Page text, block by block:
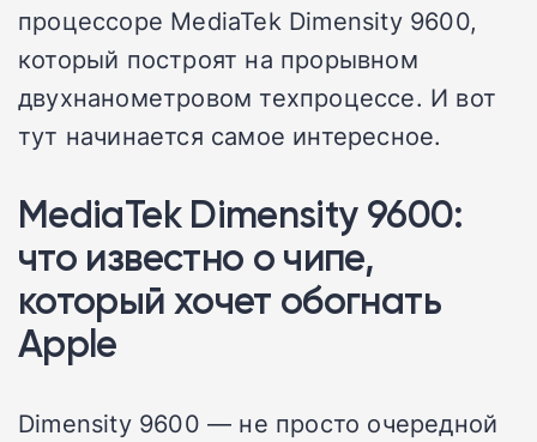
процессоре MediaTek Dimensity 9600,
который построят на прорывном
двухнанометровом техпроцессе. И вот
тут начинается самое интересное.
MediaTek Dimensity 9600:
что известно о чипе,
который хочет обогнать
Apple
Dimensity 9600 — не просто очередной